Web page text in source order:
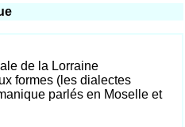
de la Lorraine
formes (les dialectes
parlés en Moselle et